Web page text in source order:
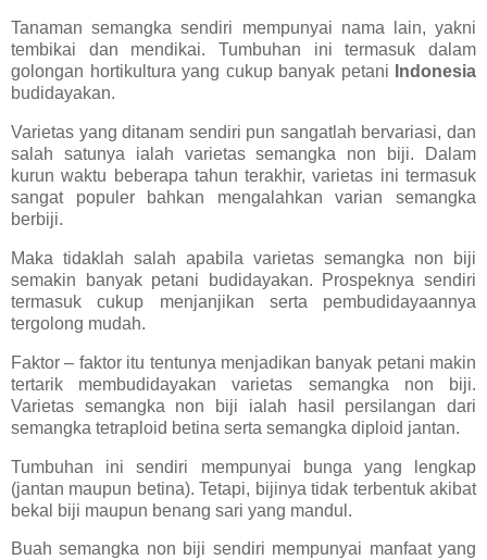
Tanaman semangka sendiri mempunyai nama lain, yakni
tembikai dan mendikai. Tumbuhan ini termasuk dalam
golongan hortikultura yang cukup banyak petani
Indonesia
budidayakan.
Varietas yang ditanam sendiri pun sangatlah bervariasi, dan
salah satunya ialah varietas semangka non biji. Dalam
kurun waktu beberapa tahun terakhir, varietas ini termasuk
sangat populer bahkan mengalahkan varian semangka
berbiji.
Maka tidaklah salah apabila varietas semangka non biji
semakin banyak petani budidayakan. Prospeknya sendiri
termasuk cukup menjanjikan serta pembudidayaannya
tergolong mudah.
Faktor – faktor itu tentunya menjadikan banyak petani makin
tertarik membudidayakan varietas semangka non biji.
Varietas semangka non biji ialah hasil persilangan dari
semangka tetraploid betina serta semangka diploid jantan.
Tumbuhan ini sendiri mempunyai bunga yang lengkap
(jantan maupun betina). Tetapi, bijinya tidak terbentuk akibat
bekal biji maupun benang sari yang mandul.
Buah semangka non biji sendiri mempunyai manfaat yang